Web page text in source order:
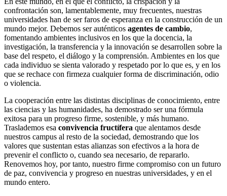
confrontación son, lamentablemente, muy frecuentes, nuestras
universidades han de ser faros de esperanza en la construcción de un
mundo mejor. Debemos ser auténticos agentes de cambio,
fomentando ambientes inclusivos en los que la docencia, la
investigación, la transferencia y la innovación se desarrollen sobre la
base del respeto, el diálogo y la comprensión. Ambientes en los que
cada individuo se sienta valorado y respetado por lo que es, y en los
que se rechace con firmeza cualquier forma de discriminación, odio
o violencia.
La cooperación entre las distintas disciplinas de conocimiento, entre
las ciencias y las humanidades, ha demostrado ser una fórmula
exitosa para un progreso firme, sostenible, y más humano.
Traslademos esa convivencia fructífera que alentamos desde
nuestros campus al resto de la sociedad, demostrando que los
valores que sustentan estas alianzas son efectivos a la hora de
prevenir el conflicto o, cuando sea necesario, de repararlo.
Renovemos hoy, por tanto, nuestro firme compromiso con un futuro
de paz, convivencia y progreso en nuestras universidades, y en el
mundo entero.